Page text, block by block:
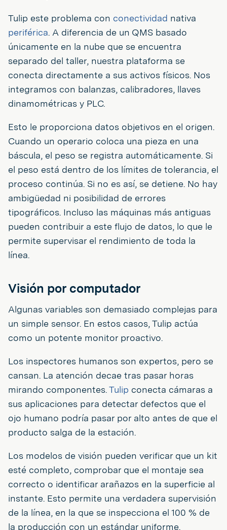
Tulip este problema con conectividad nativa
periférica. A diferencia de un QMS basado
únicamente en la nube que se encuentra
separado del taller, nuestra plataforma se
conecta directamente a sus activos físicos. Nos
integramos con balanzas, calibradores, llaves
dinamométricas y PLC.
Esto le proporciona datos objetivos en el origen.
Cuando un operario coloca una pieza en una
báscula, el peso se registra automáticamente. Si
el peso está dentro de los límites de tolerancia, el
proceso continúa. Si no es así, se detiene. No hay
ambigüedad ni posibilidad de errores
tipográficos. Incluso las máquinas más antiguas
pueden contribuir a este flujo de datos, lo que le
permite supervisar el rendimiento de toda la
línea.
Visión por computador
Algunas variables son demasiado complejas para
un simple sensor. En estos casos, Tulip actúa
como un potente monitor proactivo.
Los inspectores humanos son expertos, pero se
cansan. La atención decae tras pasar horas
mirando componentes. Tulip conecta cámaras a
sus aplicaciones para detectar defectos que el
ojo humano podría pasar por alto antes de que el
producto salga de la estación.
Los modelos de visión pueden verificar que un kit
esté completo, comprobar que el montaje sea
correcto o identificar arañazos en la superficie al
instante. Esto permite una verdadera supervisión
de la línea, en la que se inspecciona el 100 % de
la producción con un estándar uniforme.